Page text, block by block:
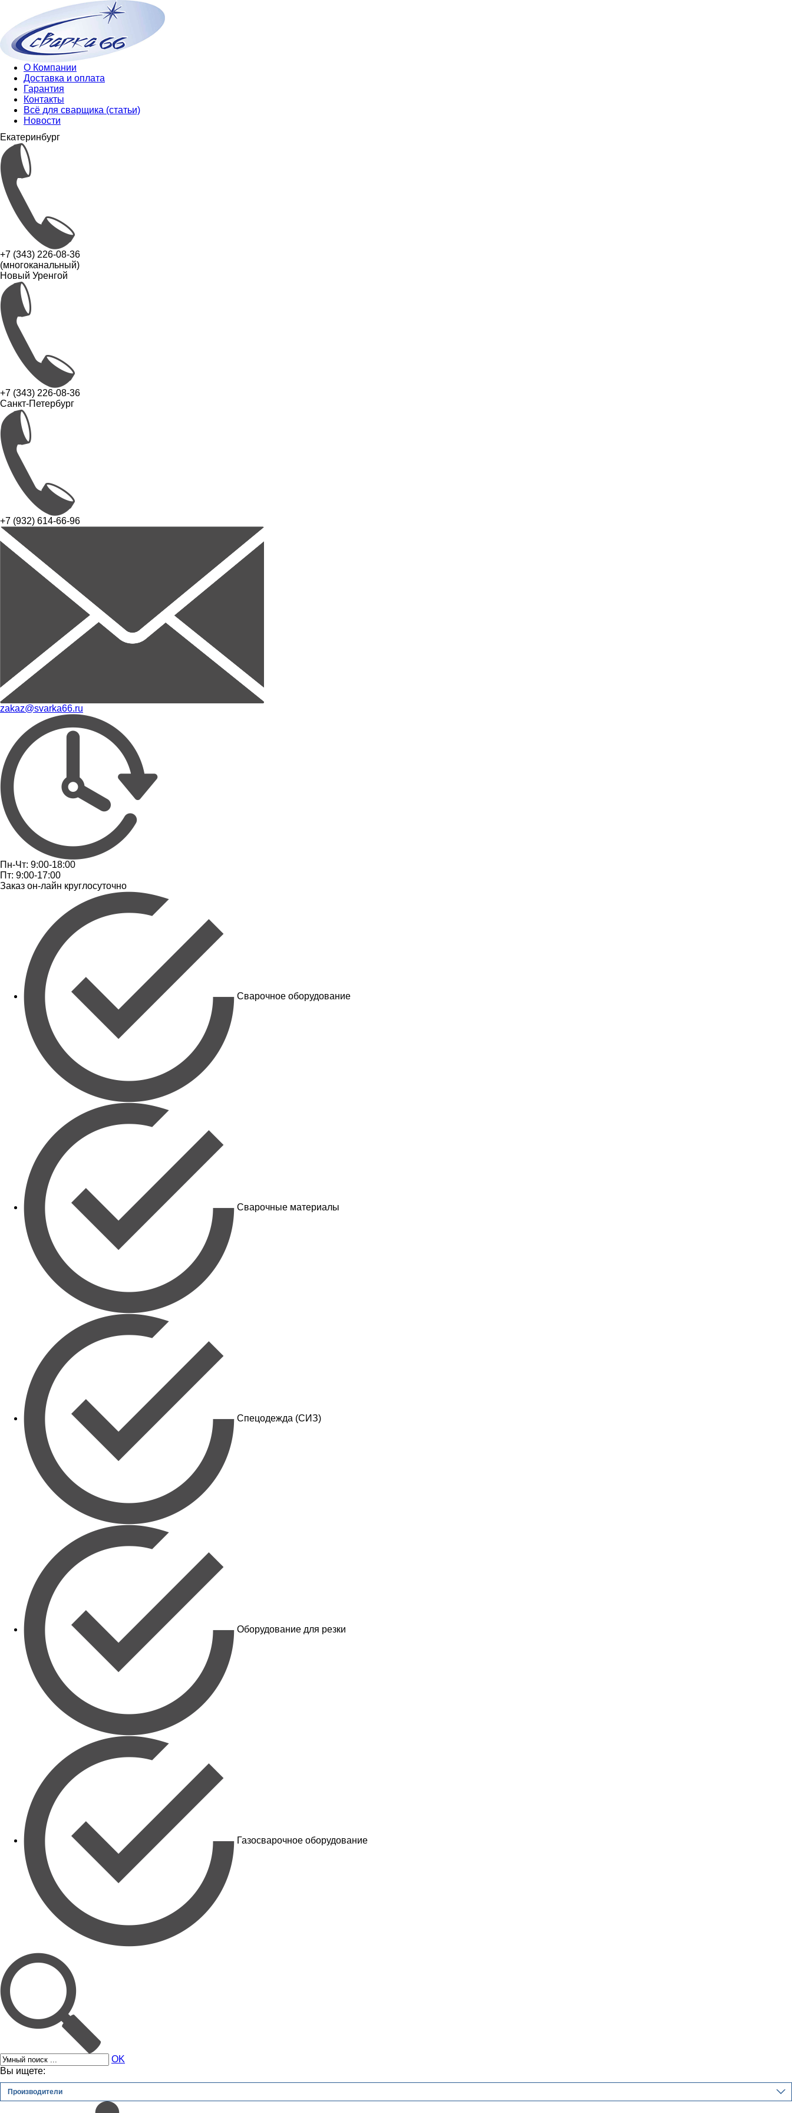
О Компании
Доставка и оплата
Гарантия
Контакты
Всё для сварщика (статьи)
Новости
Екатеринбург
+7 (343) 226-08-36
(многоканальный)
Новый Уренгой
+7 (343) 226-08-36
Санкт-Петербург
+7 (932) 614-66-96
zakaz@svarka66.ru
Пн-Чт: 9:00-18:00
Пт: 9:00-17:00
Заказ он-лайн круглосуточно
Сварочное оборудование
Сварочные материалы
Спецодежда (СИЗ)
Оборудование для резки
Газосварочное оборудование
OK
Вы ищете:
Производители